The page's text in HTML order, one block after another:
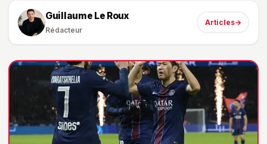
Guillaume Le Roux
Rédacteur
Articles→